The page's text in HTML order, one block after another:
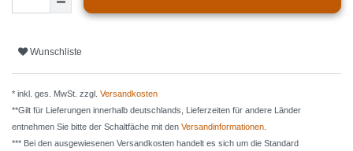
Wunschliste
* inkl. ges. MwSt. zzgl. Versandkosten
**Gilt für Lieferungen innerhalb deutschlands, Lieferzeiten für andere Länder
entnehmen Sie bitte der Schaltfäche mit den Versandinformationen
*** Bei den ausgewiesenen Versandkosten handelt es sich um die Standard